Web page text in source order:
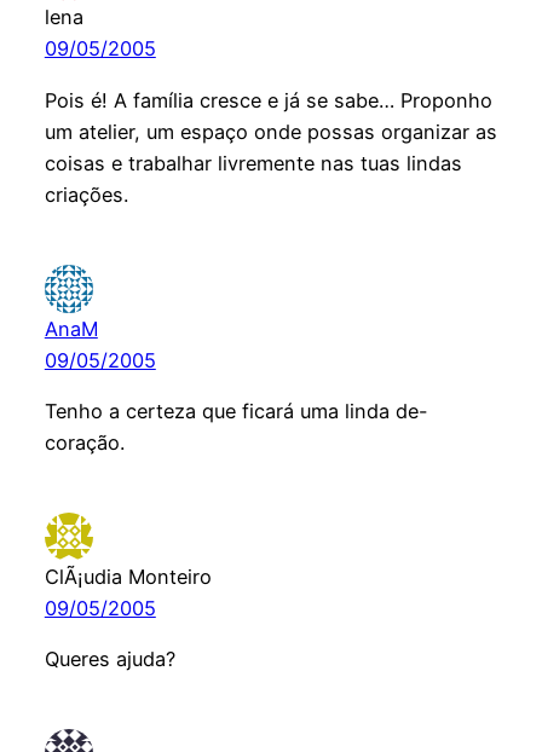
lena
09/05/2005
Pois é! A família cresce e já se sabe… Proponho
um atelier, um espaço onde possas organizar as
coisas e trabalhar livremente nas tuas lindas
criações.
AnaM
09/05/2005
Tenho a certeza que ficará uma linda de-
coração.
ClÃ¡udia Monteiro
09/05/2005
Queres ajuda?